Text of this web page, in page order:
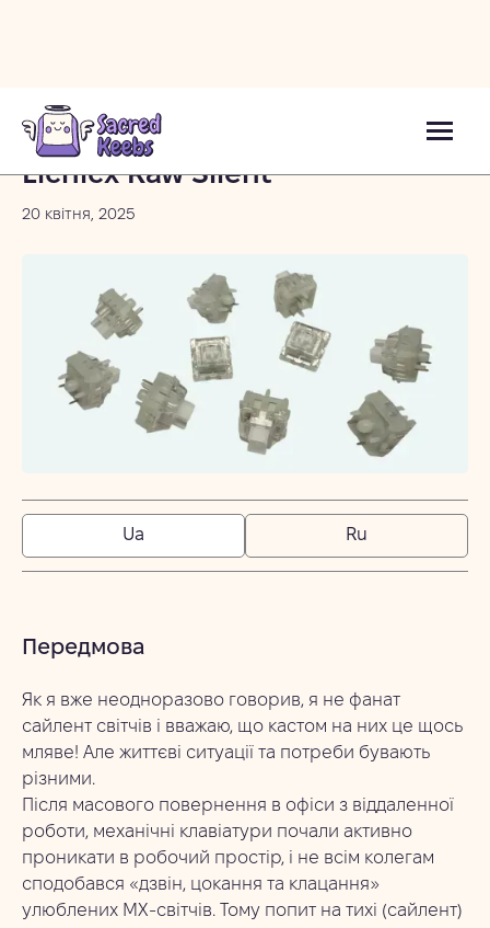
Блог
Lichicx Raw Silent
20 квітня, 2025
Ua Ru
Передмова
Як я вже неодноразово говорив, я не фанат
сайлент світчів і вважаю, що кастом на них це щось
мляве! Але життєві ситуації та потреби бувають
різними.
Після масового повернення в офіси з віддаленної
роботи, механічні клавіатури почали активно
проникати в робочий простір, і не всім колегам
сподобався «дзвін, цокання та клацання»
улюблених MX-світчів. Тому попит на тихі (сайлент)